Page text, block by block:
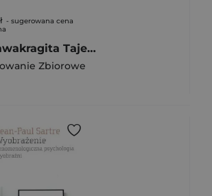
- sugerowana cena
Asztawakragita Tajemnice jogi poznania
Zbiorowe